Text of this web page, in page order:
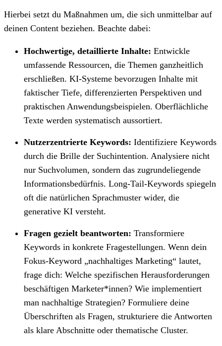
Hierbei setzt du Maßnahmen um, die sich unmittelbar auf
deinen Content beziehen. Beachte dabei:
Hochwertige, detaillierte Inhalte: Entwickle
umfassende Ressourcen, die Themen ganzheitlich
erschließen. KI-Systeme bevorzugen Inhalte mit
faktischer Tiefe, differenzierten Perspektiven und
praktischen Anwendungsbeispielen. Oberflächliche
Texte werden systematisch aussortiert.
Nutzerzentrierte Keywords: Identifiziere Keywords
durch die Brille der Suchintention. Analysiere nicht
nur Suchvolumen, sondern das zugrundeliegende
Informationsbedürfnis. Long-Tail-Keywords spiegeln
oft die natürlichen Sprachmuster wider, die
generative KI versteht.
Fragen gezielt beantworten: Transformiere
Keywords in konkrete Fragestellungen. Wenn dein
Fokus-Keyword „nachhaltiges Marketing“ lautet,
frage dich: Welche spezifischen Herausforderungen
beschäftigen Marketer*innen? Wie implementiert
man nachhaltige Strategien? Formuliere deine
Überschriften als Fragen, strukturiere die Antworten
als klare Abschnitte oder thematische Cluster.